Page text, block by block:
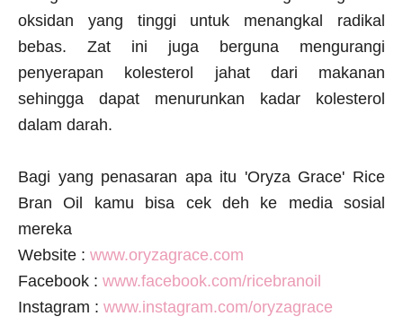
oksidan yang tinggi untuk menangkal radikal
bebas. Zat ini juga berguna mengurangi
penyerapan kolesterol jahat dari makanan
sehingga dapat menurunkan kadar kolesterol
dalam darah.
Bagi yang penasaran apa itu 'Oryza Grace' Rice
Bran Oil kamu bisa cek deh ke media sosial
mereka
Website : www.oryzagrace.com
Facebook : www.facebook.com/ricebranoil
Instagram : www.instagram.com/oryzagrace